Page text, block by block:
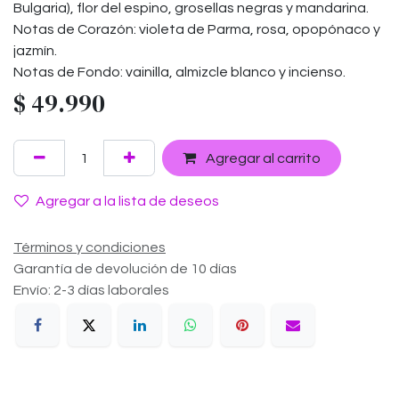
Bulgaria), flor del espino, grosellas negras y mandarina.
Notas de Corazón: violeta de Parma, rosa, opopónaco y
jazmín.
Notas de Fondo: vainilla, almizcle blanco y incienso.
$ 49.990
Agregar al carrito
Agregar a la lista de deseos
Términos y condiciones
Garantía de devolución de 10 días
Envío: 2-3 días laborales